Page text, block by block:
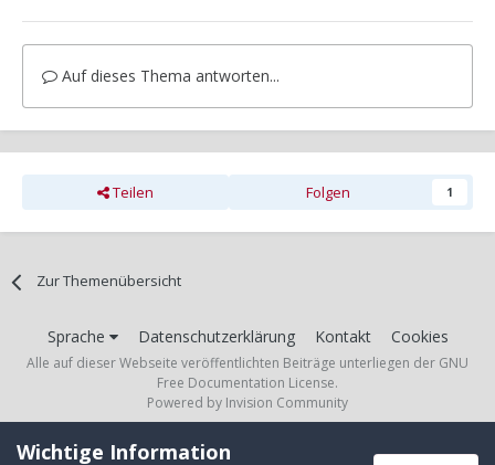
Auf dieses Thema antworten...
Teilen Folgen 1
Zur Themenübersicht
Sprache Datenschutzerklärung Kontakt Cookies
Alle auf dieser Webseite veröffentlichten Beiträge unterliegen der GNU
Free Documentation License.
Powered by Invision Community
Wichtige Information